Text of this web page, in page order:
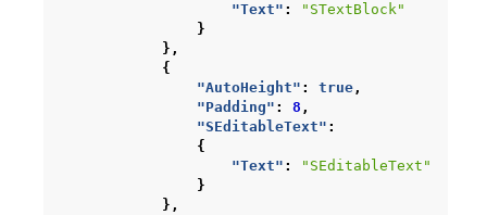
"Text" :
"STextBlock"
}
},
{
"AutoHeight" : true,
"Padding" : 8 ,
"SEditableText" :
{
"Text" :
"SEditableText"
}
},